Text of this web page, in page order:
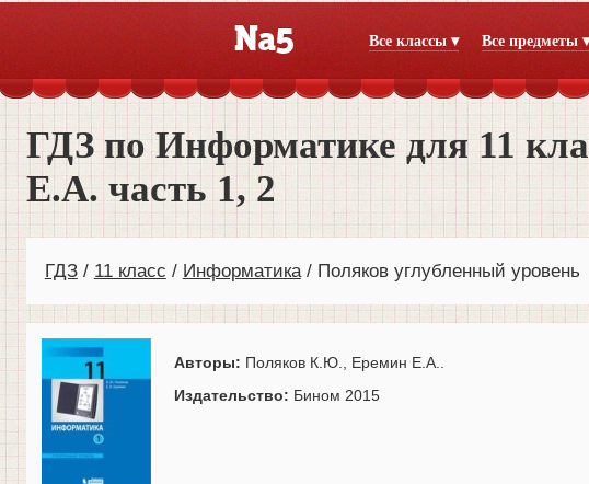
Все классы ▾ Все предметы ▾
ГДЗ по Информатике для 11
Е.А. часть 1, 2
ГДЗ 11 класс Информатика Поляков углубленный уровень
Авторы: Поляков К.Ю., Еремин Е.А..
Издательство: Бином 2015